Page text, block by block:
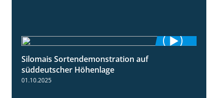
Silomais Sortendemonstration auf
süddeutscher Höhenlage
01.10.2025